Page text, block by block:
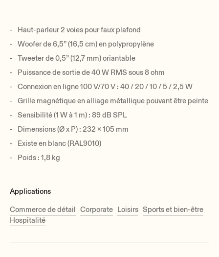
Haut-parleur 2 voies pour faux plafond
Woofer de 6,5” (16,5 cm) en polypropylène
Tweeter de 0,5” (12,7 mm) oriantable
Puissance de sortie de 40 W RMS sous 8 ohm
Connexion en ligne 100 V/70 V : 40 / 20 / 10 / 5 / 2,5 W
Grille magnétique en alliage métallique pouvant être peinte
Sensibilité (1 W à 1 m) : 89 dB SPL
Dimensions (Ø x P) : 232 x 105 mm
Existe en blanc (RAL9010)
Poids : 1,8 kg
Applications
Commerce de détail Corporate Loisirs Sports et bien-être
Hospitalité